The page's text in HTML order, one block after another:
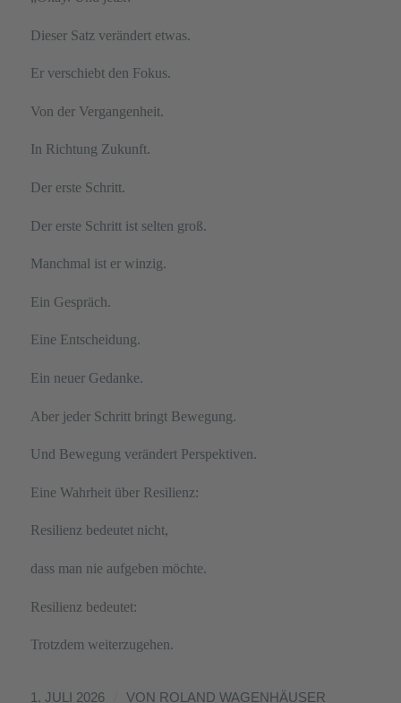
Dieser Satz verändert etwas.
Er verschiebt den Fokus.
Von der Vergangenheit.
In Richtung Zukunft.
Der erste Schritt.
Der erste Schritt ist selten groß.
Manchmal ist er winzig.
Ein Gespräch.
Eine Entscheidung.
Ein neuer Gedanke.
Aber jeder Schritt bringt Bewegung.
Und Bewegung verändert Perspektiven.
Eine Wahrheit über Resilienz:
Resilienz bedeutet nicht,
dass man nie aufgeben möchte.
Resilienz bedeutet:
Trotzdem weiterzugehen.
1. JULI 2026 VON ROLAND WAGENHÄUSER